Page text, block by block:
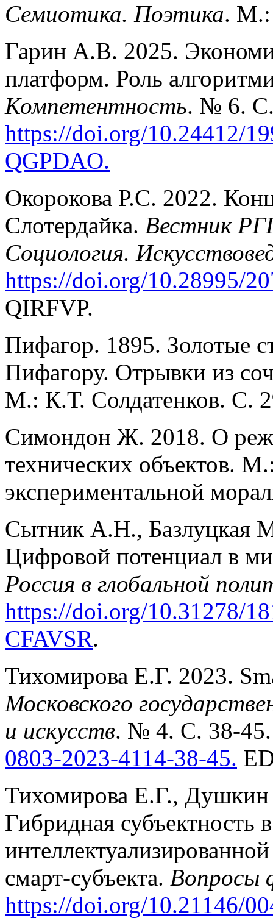
Семиотика. Поэтика. М.:
Гарин А.В. 2025.
платформ. Роль
Компетентность. № 6.
https://doi.org/10.24412/
QGPDAO.
Окорокова Р.С. 2022.
Слотердайка. Вестник
Социология.
https://doi.org/10.28995/
QIRFVP.
Пифагор. 1895. Золотые
Пифагору. Отрывки из
М.: К.Т. Солдатенков. С.
Симондон Ж. 2018. О
технических объектов.
экспериментальной
Сытник А.Н., Базлуцкая
Цифровой потенциал в
Россия в глобальной
https://doi.org/10.31278/
CFAVSR.
Тихомирова Е.Г. 2023.
Московского
и искусств. № 4. С. 38-
0803-2023-4114-38-45.
Тихомирова Е.Г.,
Гибридная субъектность
смарт-субъекта. Вопросы
https://doi.org/10.21146/